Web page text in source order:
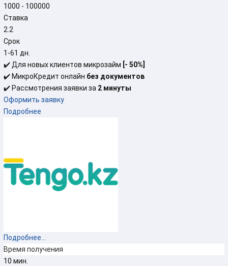
1000 - 100000
Ставка
2.2
Срок
1-61 дн.
✔️ Для новых клиентов микрозайм [- 50%]
✔️ МикроКредит онлайн без документов
✔️ Рассмотрения заявки за 2 минуты
Оформить заявку
Подробнее
Подробнее...
Время получения
10 мин.